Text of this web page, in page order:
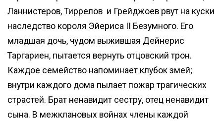
Ланнистеров, Тиррелов и Грейджоев рвут на куски
наследство короля Эйериса II Безумного. Его
младшая дочь, чудом выжившая Дейнерис
Таргариен, пытается вернуть отцовский трон.
Каждое семейство напоминает клубок змей;
внутри каждого дома пылает пожар трагических
страстей. Брат ненавидит сестру, отец ненавидит
сына. В межклановых войнах члены каждой